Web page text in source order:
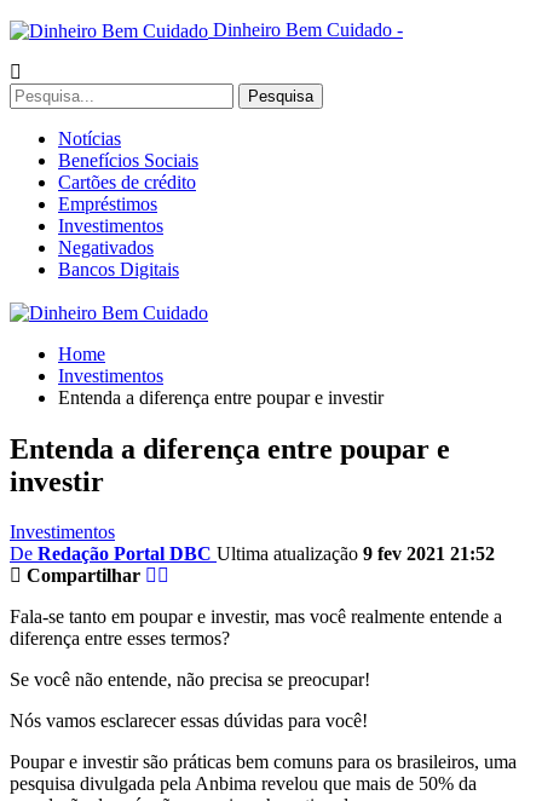
Dinheiro Bem Cuidado -
Notícias
Benefícios Sociais
Cartões de crédito
Empréstimos
Investimentos
Negativados
Bancos Digitais
Home
Investimentos
Entenda a diferença entre poupar e investir
Entenda a diferença entre poupar e
investir
Investimentos
De Redação Portal DBC Ultima atualização 9 fev 2021 21:52
Compartilhar
Fala-se tanto em poupar e investir, mas você realmente entende a
diferença entre esses termos?
Se você não entende, não precisa se preocupar!
Nós vamos esclarecer essas dúvidas para você!
Poupar e investir são práticas bem comuns para os brasileiros, uma
pesquisa divulgada pela Anbima revelou que mais de 50% da